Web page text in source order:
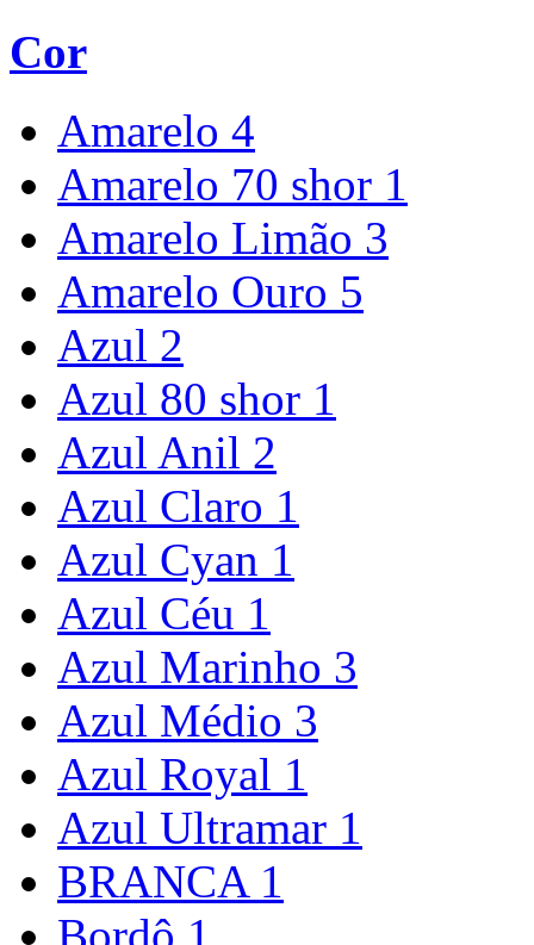
Cor
Amarelo 4
Amarelo 70 shor 1
Amarelo Limão 3
Amarelo Ouro 5
Azul 2
Azul 80 shor 1
Azul Anil 2
Azul Claro 1
Azul Cyan 1
Azul Céu 1
Azul Marinho 3
Azul Médio 3
Azul Royal 1
Azul Ultramar 1
BRANCA 1